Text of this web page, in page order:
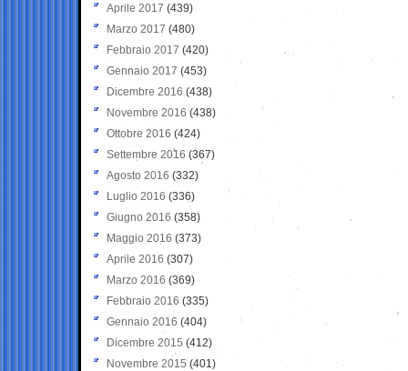
Aprile 2017 (439)
Marzo 2017 (480)
Febbraio 2017 (420)
Gennaio 2017 (453)
Dicembre 2016 (438)
Novembre 2016 (438)
Ottobre 2016 (424)
Settembre 2016 (367)
Agosto 2016 (332)
Luglio 2016 (336)
Giugno 2016 (358)
Maggio 2016 (373)
Aprile 2016 (307)
Marzo 2016 (369)
Febbraio 2016 (335)
Gennaio 2016 (404)
Dicembre 2015 (412)
Novembre 2015 (401)